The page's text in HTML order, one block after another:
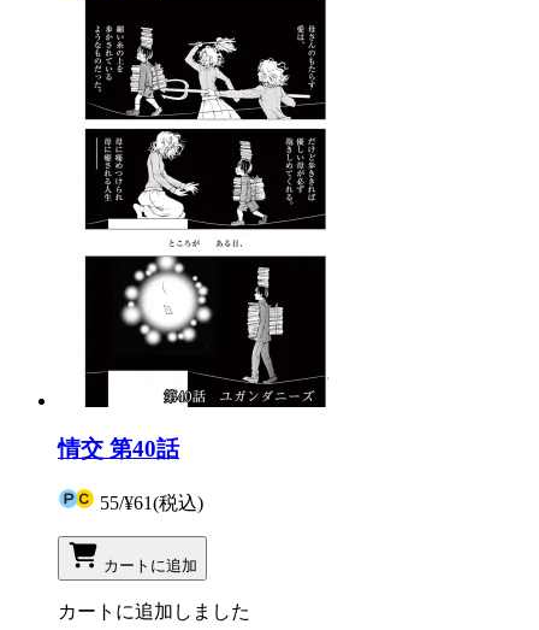
情交 第40話
55/¥61(税込)
カートに追加
カートに追加しました